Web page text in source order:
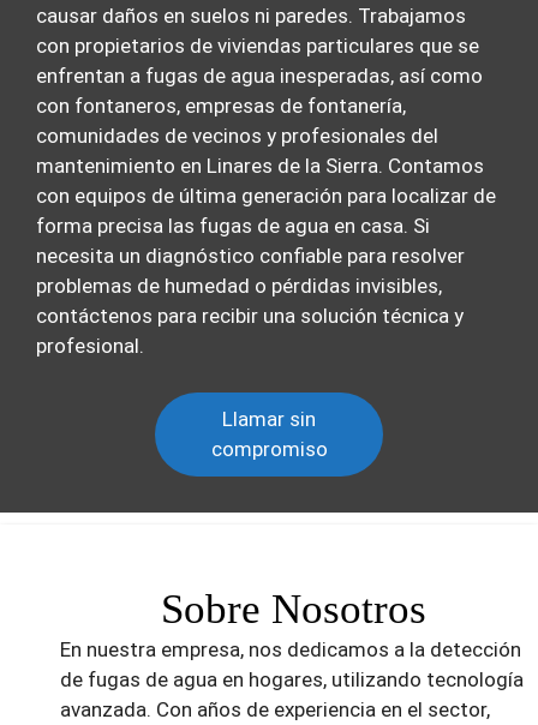
causar daños en suelos ni paredes. Trabajamos
con propietarios de viviendas particulares que se
enfrentan a fugas de agua inesperadas, así como
con fontaneros, empresas de fontanería,
comunidades de vecinos y profesionales del
mantenimiento en Linares de la Sierra. Contamos
con equipos de última generación para localizar de
forma precisa las fugas de agua en casa. Si
necesita un diagnóstico confiable para resolver
problemas de humedad o pérdidas invisibles,
contáctenos para recibir una solución técnica y
profesional.
Llamar sin
compromiso
Sobre Nosotros
En nuestra empresa, nos dedicamos a la detección
de fugas de agua en hogares, utilizando tecnología
avanzada. Con años de experiencia en el sector,